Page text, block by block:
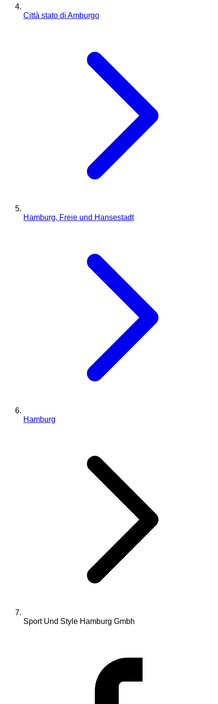
Città stato di Amburgo
Hamburg, Freie und Hansestadt
Hamburg
Sport Und Style Hamburg Gmbh